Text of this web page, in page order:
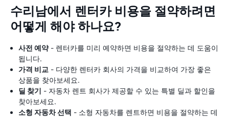
수리남에서 렌터카 비용을 절약하려면
어떻게 해야 하나요?
사전 예약- 렌터카를 미리 예약하면 비용을 절약하는 데 도움이
됩니다.
가격 비교 - 다양한 렌터카 회사의 가격을 비교하여 가장 좋은
상품을 찾아보세요.
딜 찾기 - 자동차 렌트 회사가 제공할 수 있는 특별 딜과 할인을
찾아보세요.
소형 자동차 선택 - 소형 자동차를 렌트하면 비용을 절약하는 데